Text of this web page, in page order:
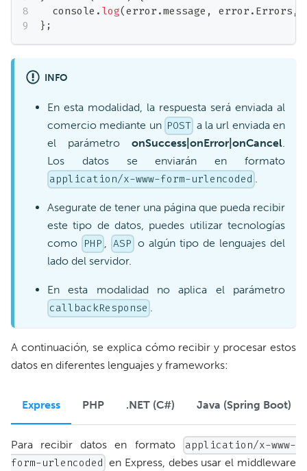
console . log(error .message , error . Errors ,
} ;
INFO
En esta modalidad, la respuesta será enviada al
comercio mediante un POST a la url enviada en
el parámetro onSuccess|onError|onCancel
Los datos se enviarán en formato
application/x-www-form-urlencoded
Asegurate de tener una página que pueda recibir
este tipo de datos, puedes utilizar tecnologías
como PHP ASP o algún tipo de lenguajes del
lado del servidor.
En esta modalidad no aplica el parámetro
callbackResponse
A continuación, se explica cómo recibir y procesar estos
datos en diferentes lenguajes y frameworks:
Express PHP .NET (C#) Java (Spring Boot)
Para recibir datos en formato
application/x-www-
form-urlencoded en Express, debes usar el middleware